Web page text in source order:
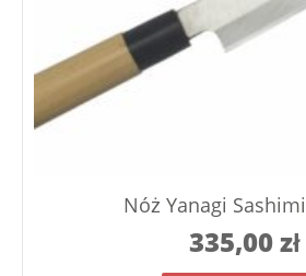
Nóż Yanagi
335,00zł